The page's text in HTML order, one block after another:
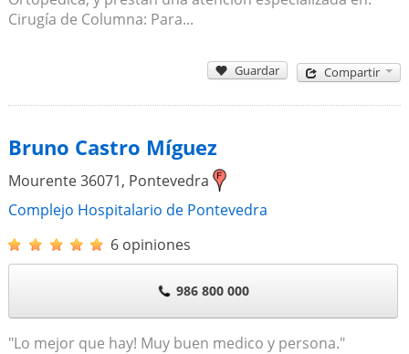
Cirugía de Columna: Para...
Guardar Compartir
Bruno Castro Míguez
Mourente36071, Pontevedra
Complejo Hospitalario de Pontevedra
6 opiniones
986 800 000
"Lo mejor que hay! Muy buen medico y persona."